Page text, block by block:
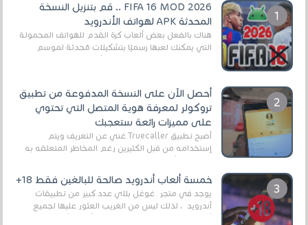
FIFA 16 MOD 2026 .. قم بتنزيل النسخة
المحدثة APK لهواتف الأندرويد
هناك بالفعل بعض ألعاب كرة القدم للهواتف المحمولة
التي يمكنك لعبها رسميًا بتشكيلات مُحدثة لموسم
أحصل الآن على النسخة المدفوعة من تطبيق
تروكولر لمعرفة هوية المتصل التي تحتوي
على مميزات رائعة ستعجبك
أصبح تطبيق Truecaller غني عن التعريف ويتم
إستخدامه من قبل الكثيرين رغم المخاطر المتعلقه به
خمسة ألعاب أندرويد صالحة للبالغين فقط 18+
يوجد في متجر غوغل بلاي عدد كبير من تطبيقات
أندرويد ، لذلك ليس من الغريب العثور عليها لجميع